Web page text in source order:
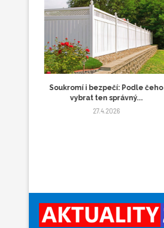
Soukromí i bezpečí: Podle čeho
vybrat ten správný...
27.4.2026